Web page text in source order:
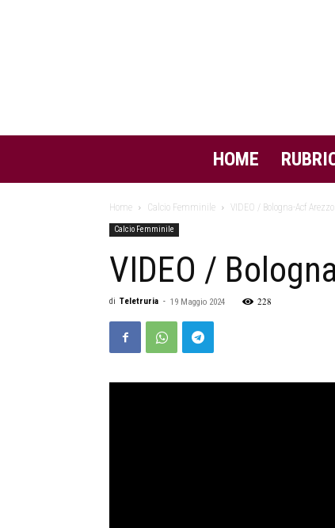
HOME
Home Calcio Femminile VIDEO / Bologna-Acf
Calcio Femminile
VIDEO /
di Teletruria - 19 Maggio 2024 228